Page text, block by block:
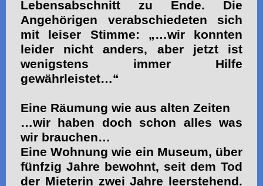
Lebensabschnitt zu Ende. Die
Angehörigen verabschiedeten sich
mit leiser Stimme: „…wir konnten
leider nicht anders, aber jetzt ist
wenigstens immer Hilfe
gewährleistet…“
Eine Räumung wie aus alten Zeiten
…wir haben doch schon alles was
wir brauchen…
Eine Wohnung wie ein Museum, über
fünfzig Jahre bewohnt, seit dem Tod
der Mieterin zwei Jahre leerstehend.